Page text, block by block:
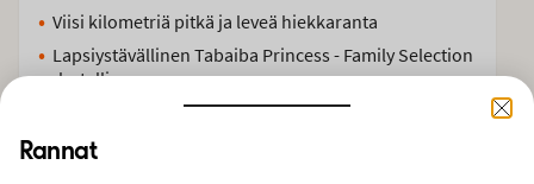
Viisi kilometriä pitkä ja leveä hiekkaranta
Lapsiystävällinen Tabaiba Princess - Family Selection
-hotelli
Hyvä valikoima erilaisia aktiviteetteja
Paljon erilaisia hotelleja - useissa All Inclusive
Rannat